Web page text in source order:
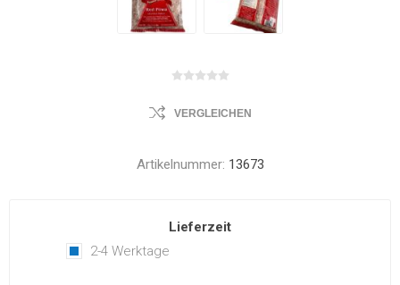
VERGLEICHEN
Artikelnummer: 13673
Lieferzeit
2-4 Werktage